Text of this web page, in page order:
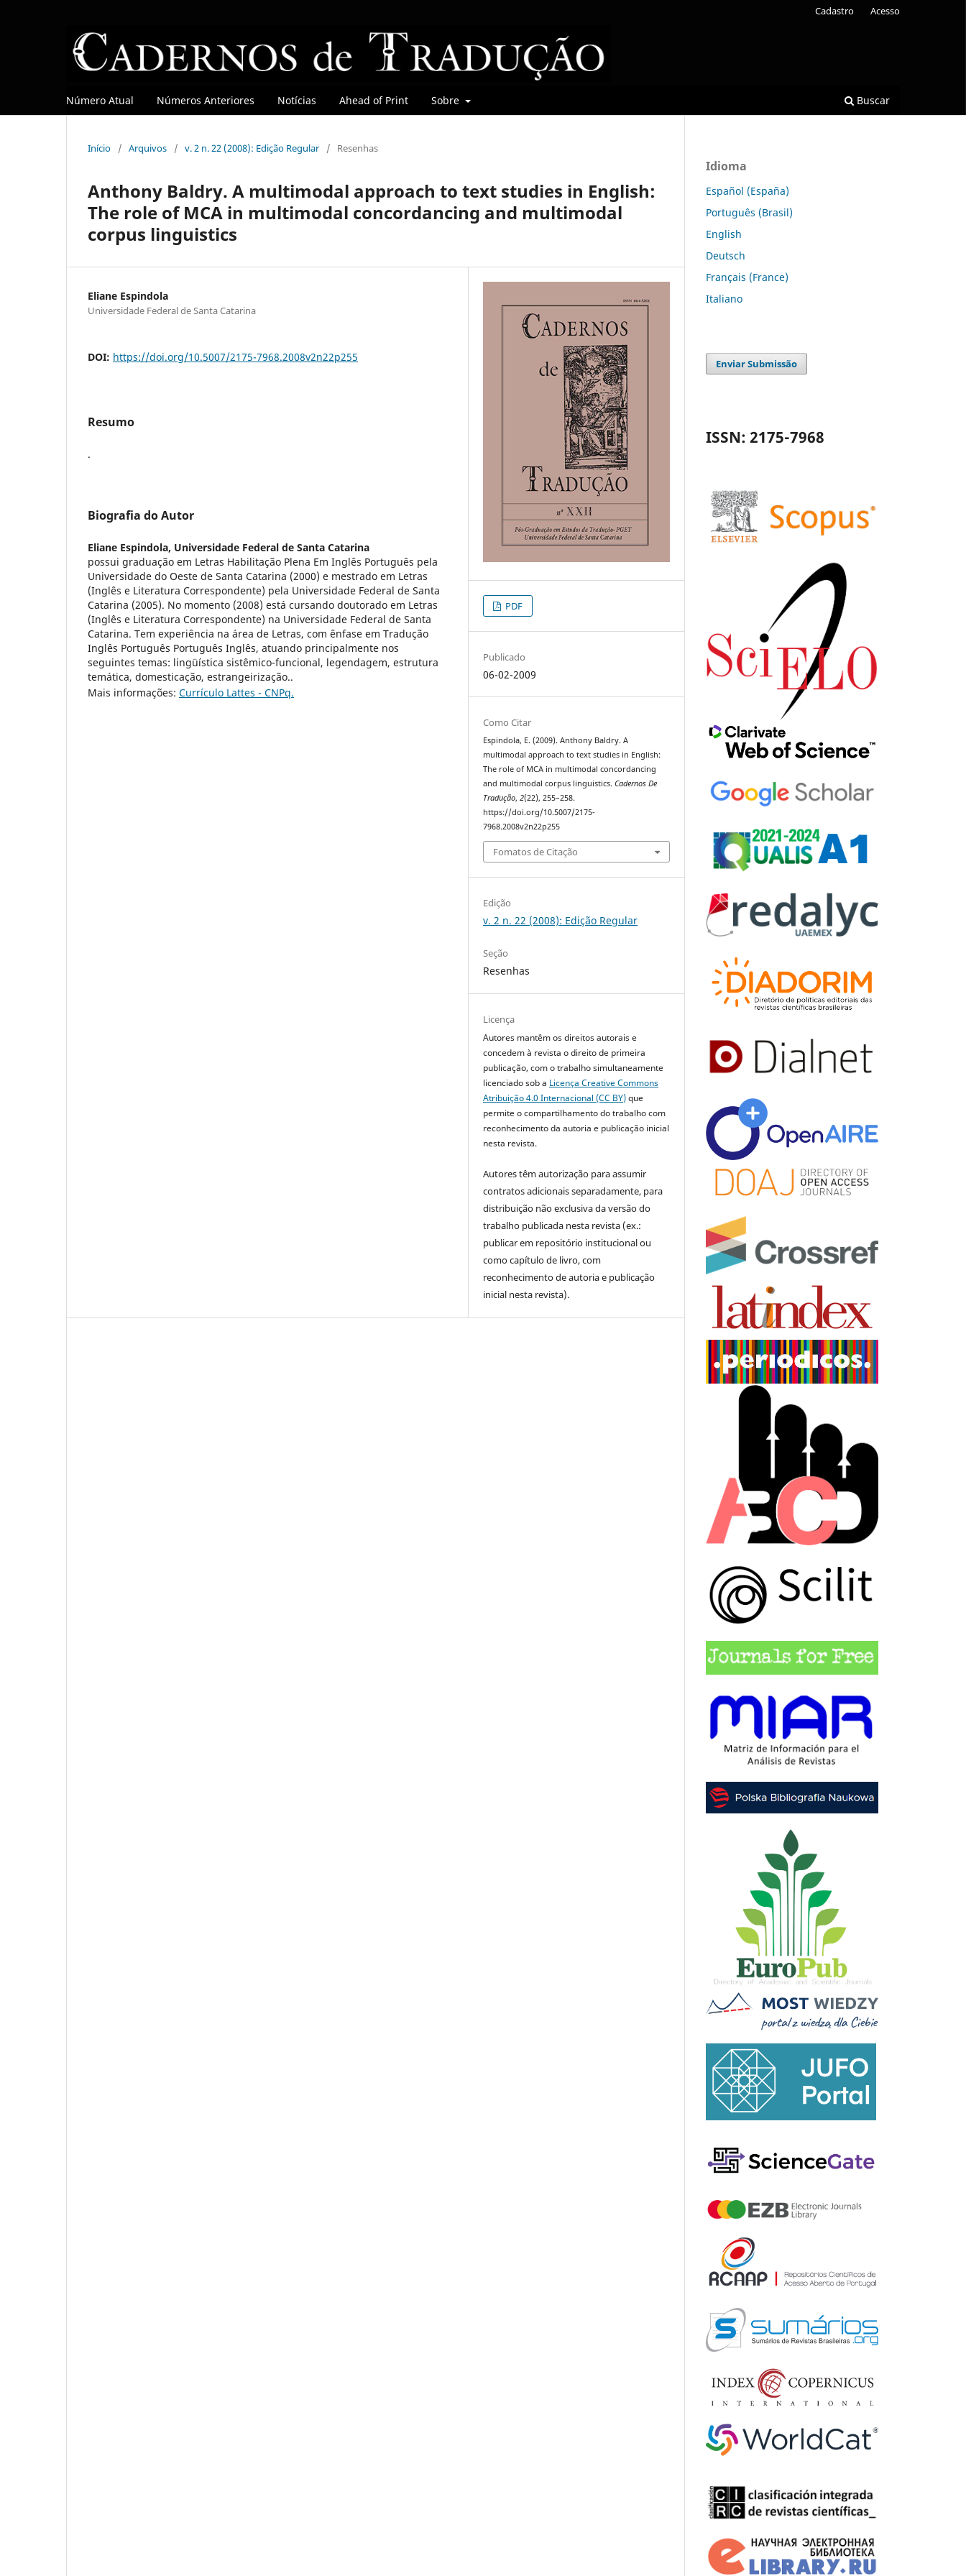
Número Atual Números Anteriores Notícias Ahead of Print Sobre Buscar
Cadastro Acesso
Início / Arquivos / v. 2 n. 22 (2008): Edição Regular / Resenhas
Anthony Baldry. A multimodal approach to text studies in English:
The role of MCA in multimodal concordancing and multimodal
corpus linguistics
Eliane Espindola
Universidade Federal de Santa Catarina
DOI: https://doi.org/10.5007/2175-7968.2008v2n22p255
Resumo
.
Biografia do Autor
Eliane Espindola, Universidade Federal de Santa Catarina
possui graduação em Letras Habilitação Plena Em Inglês Português pela
Universidade do Oeste de Santa Catarina (2000) e mestrado em Letras
(Inglês e Literatura Correspondente) pela Universidade Federal de Santa
Catarina (2005). No momento (2008) está cursando doutorado em Letras
(Inglês e Literatura Correspondente) na Universidade Federal de Santa
Catarina. Tem experiência na área de Letras, com ênfase em Tradução
Inglês Português Português Inglês, atuando principalmente nos
seguintes temas: lingüística sistêmico-funcional, legendagem, estrutura
temática, domesticação, estrangeirização..
Mais informações: Currículo Lattes - CNPq.
PDF
Publicado
06-02-2009
Como Citar
Espindola, E. (2009). Anthony Baldry. A
multimodal approach to text studies in English:
The role of MCA in multimodal concordancing
and multimodal corpus linguistics.Cadernos De
Tradução,2(22), 255–258.
https://doi.org/10.5007/2175-
7968.2008v2n22p255
Fomatos de Citação
Edição
v. 2 n. 22 (2008): Edição Regular
Seção
Resenhas
Licença
Autores mantêm os direitos autorais e
concedem à revista o direito de primeira
publicação, com o trabalho simultaneamente
licenciado sob a Licença Creative Commons
Atribuição 4.0 Internacional (CC BY)que
permite o compartilhamento do trabalho com
reconhecimento da autoria e publicação inicial
nesta revista.
Autores têm autorização para assumir
contratos adicionais separadamente, para
distribuição não exclusiva da versão do
trabalho publicada nesta revista (ex.:
publicar em repositório institucional ou
como capítulo de livro, com
reconhecimento de autoria e publicação
inicial nesta revista).
Idioma
Español (España)
Português (Brasil)
English
Deutsch
Français (France)
Italiano
Enviar Submissão
ISSN: 2175-7968